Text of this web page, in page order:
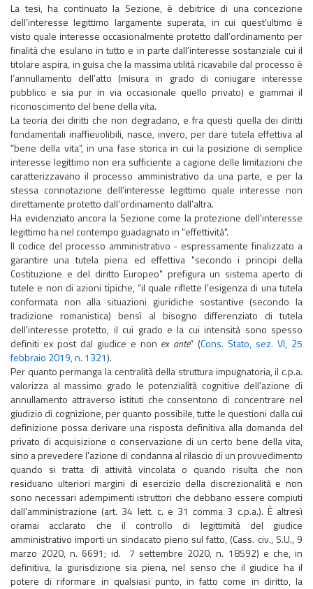
La tesi, ha continuato la Sezione, è debitrice di una concezione
dell’interesse legittimo largamente superata, in cui quest’ultimo è
visto quale interesse occasionalmente protetto dall’ordinamento per
finalità che esulano in tutto e in parte dall’interesse sostanziale cui il
titolare aspira, in guisa che la massima utilità ricavabile dal processo è
l’annullamento dell’atto (misura in grado di coniugare interesse
pubblico e sia pur in via occasionale quello privato) e giammai il
riconoscimento del bene della vita.
La teoria dei diritti che non degradano, e fra questi quella dei diritti
fondamentali inaffievolibili, nasce, invero, per dare tutela effettiva al
“bene della vita”, in una fase storica in cui la posizione di semplice
interesse legittimo non era sufficiente a cagione delle limitazioni che
caratterizzavano il processo amministrativo da una parte, e per la
stessa connotazione dell’interesse legittimo quale interesse non
direttamente protetto dall’ordinamento dall’altra.
Ha evidenziato ancora la Sezione come la protezione dell'interesse
legittimo ha nel contempo guadagnato in "effettività".
​​​​Il codice del processo amministrativo - espressamente finalizzato a
garantire una tutela piena ed effettiva "secondo i principi della
Costituzione e del diritto Europeo" prefigura un sistema aperto di
tutele e non di azioni tipiche, “il quale riflette l'esigenza di una tutela
conformata non alla situazioni giuridiche sostantive (secondo la
tradizione romanistica) bensì al bisogno differenziato di tutela
dell'interesse protetto, il cui grado e la cui intensità sono spesso
definiti ex post dal giudice e non ex ante” (Cons. Stato, sez. VI, 25
febbraio 2019, n. 1321).
Per quanto permanga la centralità della struttura impugnatoria, il c.p.a.
valorizza al massimo grado le potenzialità cognitive dell'azione di
annullamento attraverso istituti che consentono di concentrare nel
giudizio di cognizione, per quanto possibile, tutte le questioni dalla cui
definizione possa derivare una risposta definitiva alla domanda del
privato di acquisizione o conservazione di un certo bene della vita,
sino a prevedere l'azione di condanna al rilascio di un provvedimento
quando si tratta di attività vincolata o quando risulta che non
residuano ulteriori margini di esercizio della discrezionalità e non
sono necessari adempimenti istruttori che debbano essere compiuti
dall'amministrazione (art. 34 lett. c. e 31 comma 3 c.p.a.). È altresì
oramai acclarato che il controllo di legittimità del giudice
amministrativo importi un sindacato pieno sul fatto, (Cass. civ., S.U., 9
marzo 2020, n. 6691; id. 7 settembre 2020, n. 18592) e che, in
definitiva, la giurisdizione sia piena, nel senso che il giudice ha il
potere di riformare in qualsiasi punto, in fatto come in diritto, la